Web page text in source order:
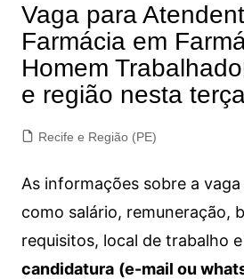
Vaga para
Farmácia em
Homem
e região nesta
Recife e Região (PE)
As informações sobre a
como salário, remuneração,
requisitos, local de trabalho e
candidatura (e-mail ou